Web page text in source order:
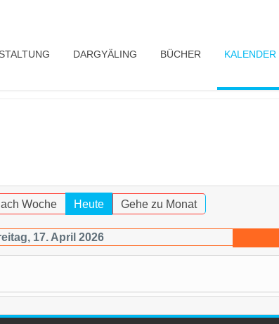
DARGYÄLING BÜCHER KALENDER
Woche Heute Gehe zu Monat
17. April 2026